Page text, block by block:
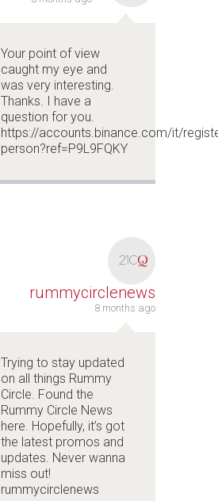
Your point of view
caught my eye and
was very interesting.
Thanks. I have a
question for you.
https://accounts.binance.com/it/
person?ref=P9L9FQKY
rummycirclenews
8 months ago
Trying to stay updated
on all things Rummy
Circle. Found the
Rummy Circle News
here. Hopefully, it’s got
the latest promos and
updates. Never wanna
miss out!
rummycirclenews